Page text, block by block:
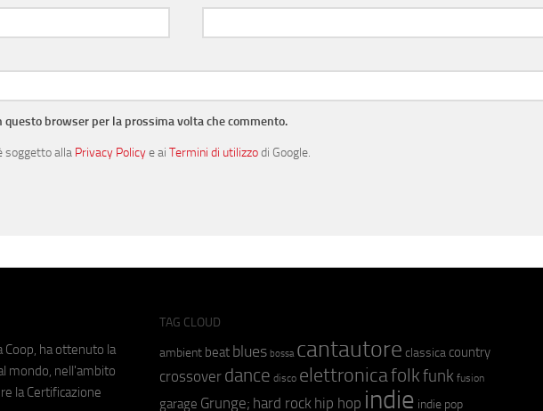
questo browser per la prossima volta che commento.
soggetto alla Privacy Policye ai Termini di utilizzodi Google.
Coop, ha ottenuto la
mondo, nell'ambito
la Certificazione
TAG CLOUD
ambient beat blues bossa cantautore classica country
crossover dance disco elettronicafolkfunk fusion
garage Grunge; hard rock hip hop indie indie pop